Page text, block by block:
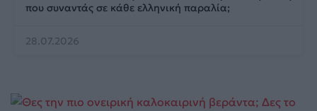
που συναντάς σε κάθε ελληνική παραλία;
28.07.2026